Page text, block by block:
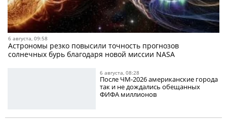
6 августа, 09:58
Астрономы резко повысили точность прогнозов
солнечных бурь благодаря новой миссии NASA
6 августа, 08:28
После ЧМ-2026 американские города
так и не дождались обещанных
ФИФА миллионов